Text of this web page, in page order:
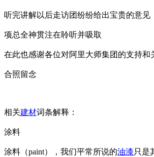
听完讲解以后走访团纷纷给出宝贵的意见
项总全神贯注在聆听并吸取
在此也感谢各位对阿里大师集团的支持和
合照留念
相关建材词条解释：
涂料
涂料（paint），我们平常所说的油漆只是